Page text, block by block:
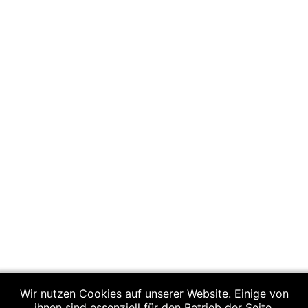
Wir nutzen Cookies auf unserer Website. Einige von